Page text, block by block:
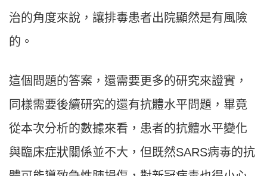
治的角度來說，讓排毒患者出院顯然是有風險
的。
這個問題的答案，還需要更多的研究來證實，
同樣需要後續研究的還有抗體水平問題，畢竟
從本次分析的數據來看，患者的抗體水平變化
與臨床症狀關係並不大，但既然SARS病毒的抗